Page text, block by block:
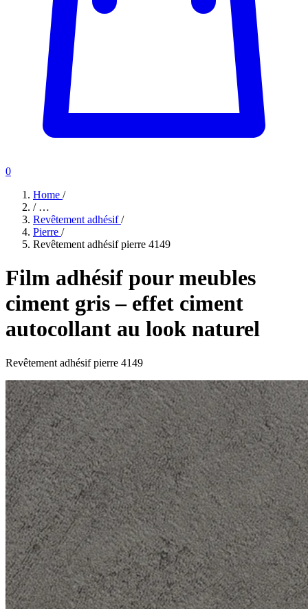
0
Home /
/ …
Revêtement adhésif/
Pierre /
Revêtement adhésif pierre 4149
Film adhésif pour meubles
ciment gris – effet ciment
autocollant au look naturel
Revêtement adhésif pierre 4149